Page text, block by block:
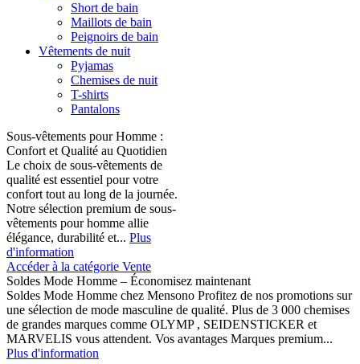
Short de bain
Maillots de bain
Peignoirs de bain
Vêtements de nuit
Pyjamas
Chemises de nuit
T-shirts
Pantalons
Sous-vêtements pour Homme :
Confort et Qualité au Quotidien
Le choix de sous-vêtements de
qualité est essentiel pour votre
confort tout au long de la journée.
Notre sélection premium de sous-
vêtements pour homme allie
élégance, durabilité et... Plus
d'information
Accéder à la catégorie Vente
Soldes Mode Homme – Économisez maintenant
Soldes Mode Homme chez Mensono Profitez de nos promotions sur
une sélection de mode masculine de qualité. Plus de 3 000 chemises
de grandes marques comme OLYMP , SEIDENSTICKER et
MARVELIS vous attendent. Vos avantages Marques premium...
Plus d'information